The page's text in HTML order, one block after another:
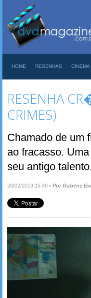
HOME RESENHAS CINEMA
RESENHA
CRIMES)
Chamado de um
ao fracasso.
seu antigo
28/02/2019 15:49 • Por Rubens